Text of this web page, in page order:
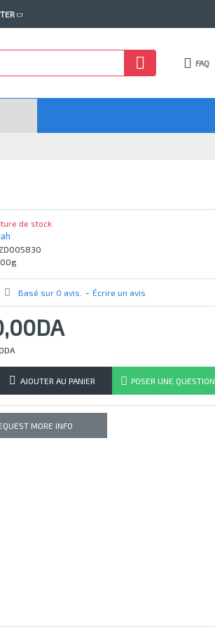
FAQ
de stock
Basé sur 0 avis. - Écrire un avis
AJOUTER AU PANIER POSER UNE QUESTION
MORE INFO